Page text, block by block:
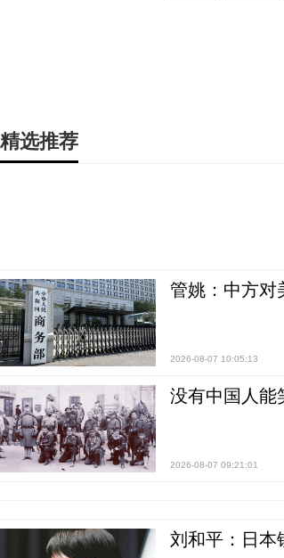
精选推荐
管姚：中方对
2026-08-07 10:05:13
没有中国人能
2026-08-07 09:21:01
刘和平：日本